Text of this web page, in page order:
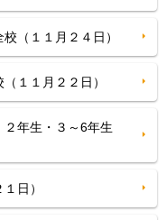
（１１月２４日）
１１月２２日）
年生・３～6年生
日）